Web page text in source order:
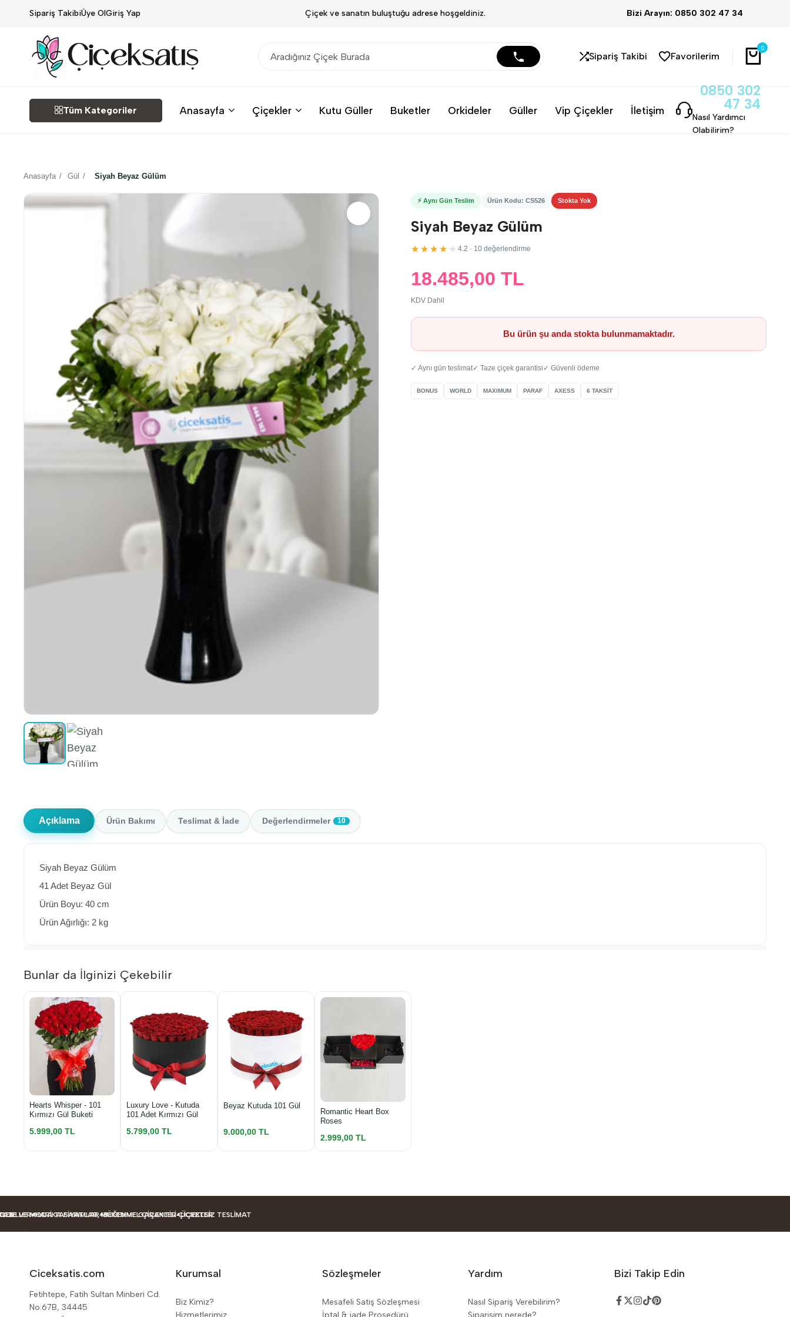
Sipariş TakibiÜye OlGiriş Yap Çiçek ve sanatın buluştuğu adrese hoşgeldiniz. Bizi Arayın: 0850 302 47 34
Çiçek
Satış
Sipariş Takibi Favorilerim
0
Tüm Kategoriler Anasayfa Çiçekler Kutu Güller Buketler Orkideler Güller Vip Çiçekler İletişim
0850 302
47 34
Nasıl Yardımcı
Olabilirim?
Anasayfa / Gül / Siyah Beyaz Gülüm
⚡ Aynı Gün Teslim Ürün Kodu: CS526 Stokta Yok
Siyah Beyaz Gülüm
★★★★★ 4.2 · 10 değerlendirme
18.485,00 TL
KDV Dahil
Bu ürün şu anda stokta bulunmamaktadır.
✓ Aynı gün teslimat✓ Taze çiçek garantisi ✓ Güvenli ödeme
BONUS WORLD MAXIMUM PARAF AXESS 6 TAKSİT
Açıklama Ürün Bakımı Teslimat & İade Değerlendirmeler 10
Siyah Beyaz Gülüm
41 Adet Beyaz Gül
Ürün Boyu: 40 cm
Ürün Ağırlığı: 2 kg
Bunlar da İlginizi Çekebilir
Hearts Whisper - 101
Kırmızı Gül Buketi
5.999,00 TL
Luxury Love - Kutuda
101 Adet Kırmızı Gül
5.799,00 TL
Beyaz Kutuda 101 Gül
9.000,00 TL
Romantic Heart Box
Roses
2.999,00 TL
HARIKA FIYATLAR, MÜKEMMEL ÇIÇEKLER ÜCRETSIZ TESLIMAT
MODA TASARIMLAR BEĞENME GARANTILI ÇIÇEKLER
Ciceksatis.com
Fetihtepe, Fatih Sultan Minberi Cd.
No:67B, 34445
Kurumsal
Biz Kimiz?
Sözleşmeler
Mesafeli Satiş Sözleşmesi
Yardım
Nasıl Sipariş Verebilirim?
Bizi Takip Edin